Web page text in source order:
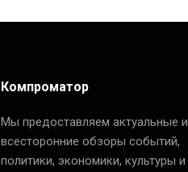
Компроматор
Мы предоставляем актуальные и
всесторонние обзоры событий,
политики, экономики, культуры и